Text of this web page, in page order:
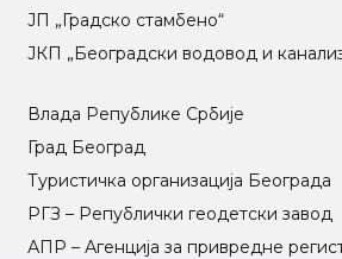
ЈП „Градско стамбено“
ЈКП „Београдски водовод и
Влада Републике Србије
Град Београд
Туристичка организација Београда
РГЗ – Републички геодетски завод
АПР – Агенција за привредне